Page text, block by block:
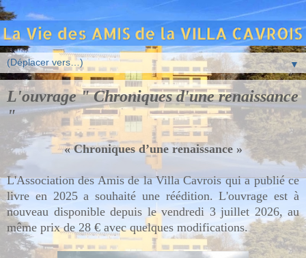
▼
L'ouvrage " Chroniques d'une renaissance
"
« Chroniques d’une renaissance »
L'Association des Amis de la Villa Cavrois qui a publié ce
livre en 2025 a souhaité une réédition. L'ouvrage est à
nouveau disponible depuis le vendredi 3 juillet 2026, au
même prix de 28 € avec quelques modifications.